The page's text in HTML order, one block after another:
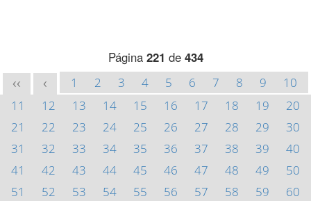
Página 221 de 434
<< < 1 2 3 4 5 6 7 8 9
10
11
12 13 14 15 16 17 18 19
20
21
22 23 24 25 26 27 28 29
30
31
32 33 34 35 36 37 38 39
40
41
42 43 44 45 46 47 48 49
50
51
52 53 54 55 56 57 58 59
60